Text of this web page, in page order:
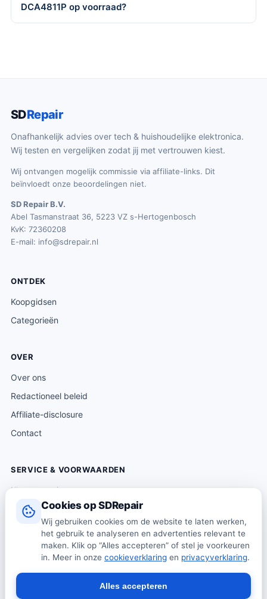
Cookies op SDRepair
Wij gebruiken cookies om de website te laten werken,
het gebruik te analyseren en advertenties relevant te
maken. Klik op “Alles accepteren” of stel je voorkeuren
in. Meer in onze cookieverklaring en privacyverklaring.
Alles accepteren
DCA4811P op voorraad?
SDRepair
Onafhankelijk advies over tech & huishoudelijke elektronica.
Wij testen en vergelijken zodat jij met vertrouwen kiest.
Wij ontvangen mogelijk commissie via affiliate-links. Dit
beïnvloedt onze beoordelingen niet.
SD Repair B.V.
Abel Tasmanstraat 36, 5223 VZ s-Hertogenbosch
KvK: 72360208
E-mail: info@sdrepair.nl
ONTDEK
Koopgidsen
Categorieën
OVER
Over ons
Redactioneel beleid
Affiliate-disclosure
Contact
SERVICE & VOORWAARDEN
Klantenservice
Verzending & levering
Retourneren
Algemene voorwaarden